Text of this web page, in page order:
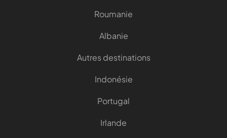
Roumanie
Albanie
Autres destinations
Indonésie
Portugal
Irlande